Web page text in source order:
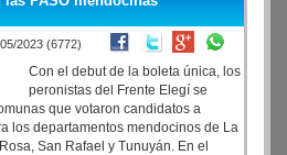
05/2023 (6772)
Con el debut de la boleta única, los
peronistas del Frente Elegí se
que votaron candidatos a
los departamentos mendocinos de La
San Rafael y Tunuyán. En el